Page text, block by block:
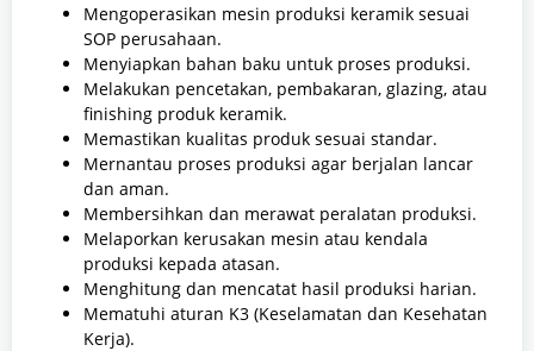
Mengoperasikan mesin produksi keramik sesuai
SOP perusahaan.
Menyiapkan bahan baku untuk proses produksi.
Melakukan pencetakan, pembakaran, glazing, atau
finishing produk keramik.
Memastikan kualitas produk sesuai standar.
Mernantau proses produksi agar berjalan lancar
dan aman.
Membersihkan dan merawat peralatan produksi.
Melaporkan kerusakan mesin atau kendala
produksi kepada atasan.
Menghitung dan mencatat hasil produksi harian.
Mematuhi aturan K3 (Keselamatan dan Kesehatan
Kerja).